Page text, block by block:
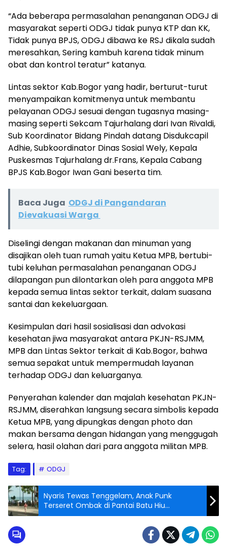
“Ada beberapa permasalahan penanganan ODGJ di
masyarakat seperti ODGJ tidak punya KTP dan KK,
Tidak punya BPJS, ODGJ dibawa ke RSJ dikala sudah
meresahkan, Sering kambuh karena tidak minum
obat dan kontrol teratur” katanya.
Lintas sektor Kab.Bogor yang hadir, berturut-turut
menyampaikan komitmenya untuk membantu
pelayanan ODGJ sesuai dengan tugasnya masing-
masing seperti Sekcam Tajurhalang dari Ivan Rivaldi,
Sub Koordinator Bidang Pindah datang Disdukcapil
Adhie, Subkoordinator Dinas Sosial Wely, Kepala
Puskesmas Tajurhalang dr.Frans, Kepala Cabang
BPJS Kab.Bogor Iwan Gani beserta tim.
Baca Juga ODGJ di Pangandaran
Dievakuasi Warga
Diselingi dengan makanan dan minuman yang
disajikan oleh tuan rumah yaitu Ketua MPB, bertubi-
tubi keluhan permasalahan penanganan ODGJ
dilapangan pun dilontarkan oleh para anggota MPB
kepada semua lintas sektor terkait, dalam suasana
santai dan kekeluargaan.
Kesimpulan dari hasil sosialisasi dan advokasi
kesehatan jiwa masyarakat antara PKJN-RSJMM,
MPB dan Lintas Sektor terkait di Kab.Bogor, bahwa
semua sepakat untuk mempermudah layanan
terhadap ODGJ dan keluarganya.
Penyerahan kalender dan majalah kesehatan PKJN-
RSJMM, diserahkan langsung secara simbolis kepada
Ketua MPB, yang dipungkas dengan photo dan
makan bersama dengan hidangan yang menggugah
selera, hasil olahan dari para anggota militan MPB.
Tag: ODGJ
Nyaris Tewas Tenggelam, Anak Punk
Terseret Ombak di Pantai Batu Hiu
Pangandaran